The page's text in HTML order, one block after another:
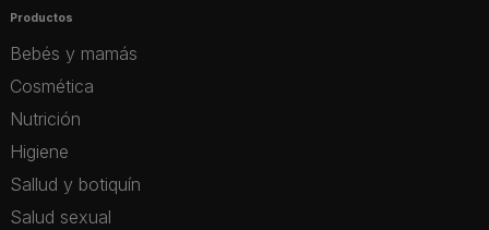
Productos
Bebés y mamás
Cosmética
Nutrición
Higiene
Sallud y botiquín
Salud sexual